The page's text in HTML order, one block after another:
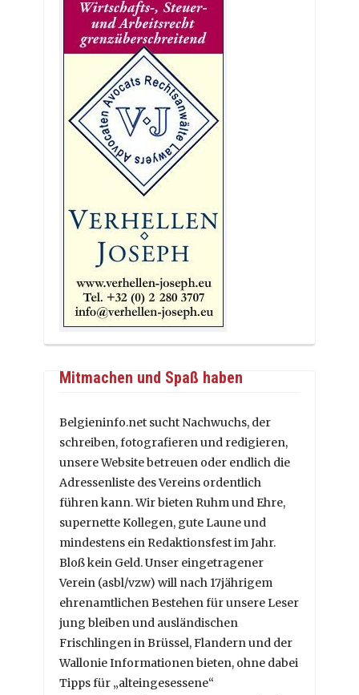
Mitmachen und Spaß haben
Belgieninfo.net sucht Nachwuchs, der
schreiben, fotografieren und redigieren,
unsere Website betreuen oder endlich die
Adressenliste des Vereins ordentlich
führen kann. Wir bieten Ruhm und Ehre,
supernette Kollegen, gute Laune und
mindestens ein Redaktionsfest im Jahr.
Bloß kein Geld. Unser eingetragener
Verein (asbl/vzw) will nach 17jährigem
ehrenamtlichen Bestehen für unsere Leser
jung bleiben und ausländischen
Frischlingen in Brüssel, Flandern und der
Wallonie Informationen bieten, ohne dabei
Tipps für „alteingesessene“